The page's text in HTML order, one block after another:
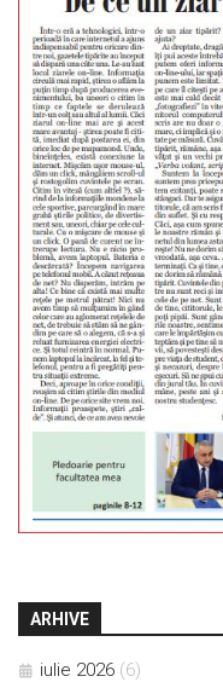
ARHIVE
iulie 2026 (6)